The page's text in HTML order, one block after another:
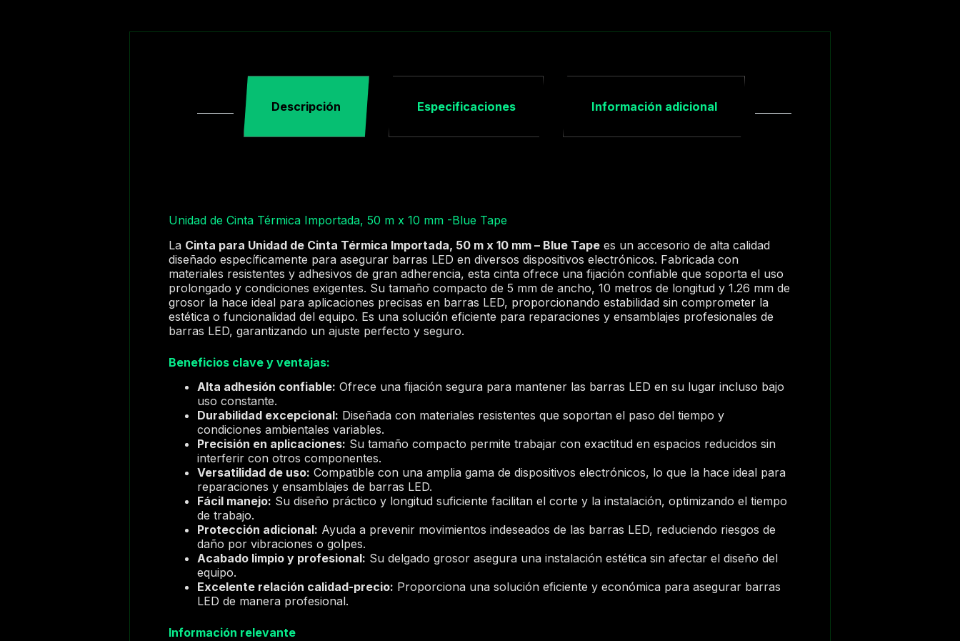
Descripción Especificaciones Información adicional
Unidad de Cinta Térmica Importada, 50 m x 10 mm -Blue Tape
La Cinta para Unidad de Cinta Térmica Importada, 50 m x 10 mm – Blue Tape es un accesorio de alta calidad
diseñado específicamente para asegurar barras LED en diversos dispositivos electrónicos. Fabricada con
materiales resistentes y adhesivos de gran adherencia, esta cinta ofrece una fijación confiable que soporta el uso
prolongado y condiciones exigentes. Su tamaño compacto de 5 mm de ancho, 10 metros de longitud y 1.26 mm de
grosor la hace ideal para aplicaciones precisas en barras LED, proporcionando estabilidad sin comprometer la
estética o funcionalidad del equipo. Es una solución eficiente para reparaciones y ensamblajes profesionales de
barras LED, garantizando un ajuste perfecto y seguro.
Beneficios clave y ventajas:
Alta adhesión confiable: Ofrece una fijación segura para mantener las barras LED en su lugar incluso bajo
uso constante.
Durabilidad excepcional: Diseñada con materiales resistentes que soportan el paso del tiempo y
condiciones ambientales variables.
Precisión en aplicaciones: Su tamaño compacto permite trabajar con exactitud en espacios reducidos sin
interferir con otros componentes.
Versatilidad de uso: Compatible con una amplia gama de dispositivos electrónicos, lo que la hace ideal para
reparaciones y ensamblajes de barras LED.
Fácil manejo: Su diseño práctico y longitud suficiente facilitan el corte y la instalación, optimizando el tiempo
de trabajo.
Protección adicional: Ayuda a prevenir movimientos indeseados de las barras LED, reduciendo riesgos de
daño por vibraciones o golpes.
Acabado limpio y profesional: Su delgado grosor asegura una instalación estética sin afectar el diseño del
equipo.
Excelente relación calidad-precio: Proporciona una solución eficiente y económica para asegurar barras
LED de manera profesional.
Información relevante